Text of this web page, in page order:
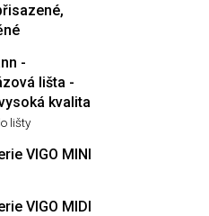
-
lišta -
kvalita
lišty
VIGO MINI
VIGO MIDI